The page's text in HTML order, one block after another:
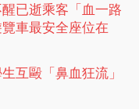
已逝乘客「血一路
車最安全座位在
互毆「鼻血狂流」